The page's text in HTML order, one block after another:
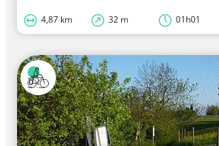
4,87 km 32 m 01h01